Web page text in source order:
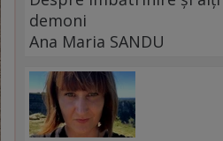
demoni
Ana Maria SANDU